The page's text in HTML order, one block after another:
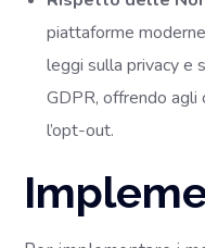
piattaforme
leggi sulla privacy e
GDPR, offrendo agli
l’opt-out.